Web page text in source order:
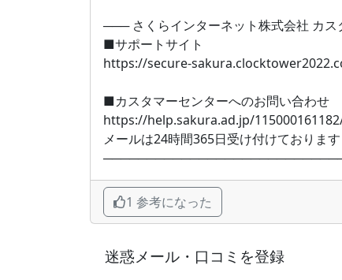
─── さくらインターネット株式会社 カ
■サポートサイト
https://secure-
■カスタマーセンターへのお問い合わせ
https://help.sakura.ad.jp/
メールは24時間365日受け付けておりま
1 参考になった
迷惑メール・口コミを登録